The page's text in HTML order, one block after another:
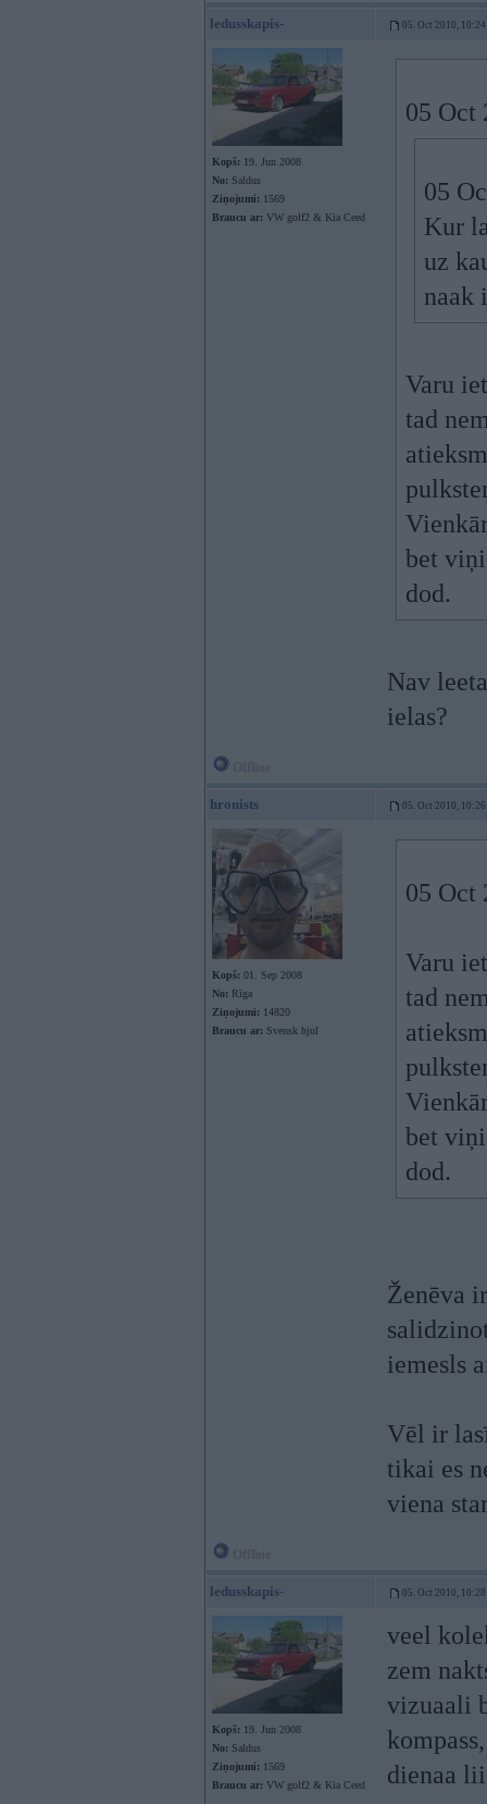
ledusskapis- 05. Oct 2010, 10:24
Kopš: 19. Jun 2008
No: Saldus
Ziņojumi: 1569
Braucu ar: VW golf2 & Kia Ceed
05 Oct
05
Kur
uz
naak
Varu
tad
bet
dod.
Nav
ielas?
hronists 05. Oct 2010, 10:26
Kopš: 01. Sep 2008
No: Rīga
Ziņojumi: 14820
Braucu ar: Svensk hjul
05 Oct
Varu
tad
bet
dod.
Ženēva
iemesls
Vēl ir
tikai es
viena
ledusskapis- 05. Oct 2010, 10:28
Kopš: 19. Jun 2008
No: Saldus
Ziņojumi: 1569
Braucu ar: VW golf2 & Kia Ceed
veel
zem
vizuaali
dienaa